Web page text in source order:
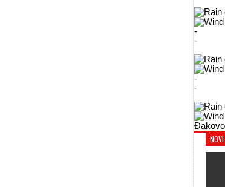
-
-
-
-